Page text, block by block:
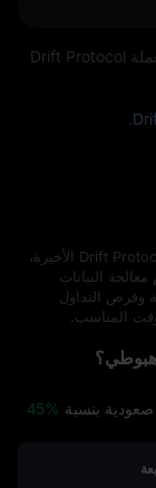
هل تريد فتح سجل وحركات الأسعار طوال الوقت لعملة Drift Protocol
يستفيد هذا التحليل من نماذج AI لتقييم حركة أسعار Drift Protocol الأخيرة،
البيانات
وفرص التداول
المناسب.
45%